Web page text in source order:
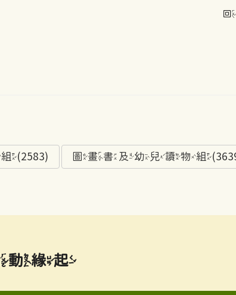
(2583) 圖畫書及幼兒讀物組
動緣起